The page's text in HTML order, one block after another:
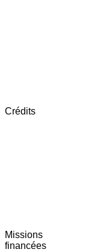
Crédits
Missions
financées